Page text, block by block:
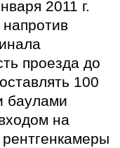
2011 г.
проезда до
100
баулами
на